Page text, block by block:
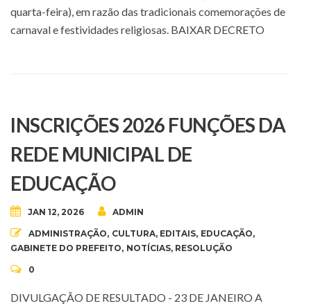
quarta-feira), em razão das tradicionais comemorações de
carnaval e festividades religiosas. BAIXAR DECRETO
INSCRIÇÕES 2026 FUNÇÕES DA
REDE MUNICIPAL DE
EDUCAÇÃO
JAN 12, 2026 ADMIN
ADMINISTRAÇÃO, CULTURA, EDITAIS, EDUCAÇÃO,
GABINETE DO PREFEITO, NOTÍCIAS, RESOLUÇÃO
0
DIVULGAÇÃO DE RESULTADO - 23 DE JANEIRO A